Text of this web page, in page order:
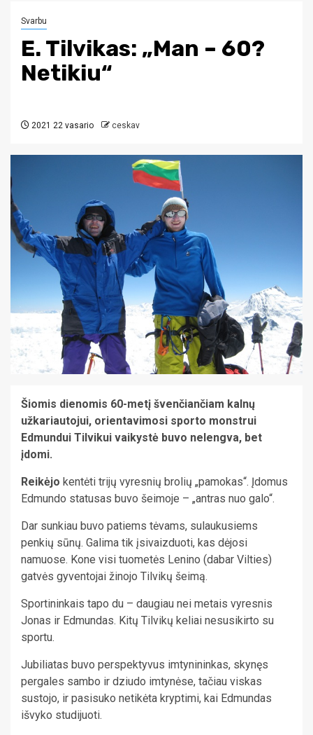
Svarbu
E. Tilvikas: „Man – 60?
Netikiu“
2021 22 vasario ceskav
Šiomis dienomis 60-metį švenčiančiam kalnų
užkariautojui, orientavimosi sporto monstrui
Edmundui Tilvikui vaikystė buvo nelengva, bet
įdomi.
Reikėjo kentėti trijų vyresnių brolių „pamokas“. Įdomus
Edmundo statusas buvo šeimoje – „antras nuo galo“.
Dar sunkiau buvo patiems tėvams, sulaukusiems
penkių sūnų. Galima tik įsivaizduoti, kas dėjosi
namuose. Kone visi tuometės Lenino (dabar Vilties)
gatvės gyventojai žinojo Tilvikų šeimą.
Sportininkais tapo du – daugiau nei metais vyresnis
Jonas ir Edmundas. Kitų Tilvikų keliai nesusikirto su
sportu.
Jubiliatas buvo perspektyvus imtynininkas, skynęs
pergales sambo ir dziudo imtynėse, tačiau viskas
sustojo, ir pasisuko netikėta kryptimi, kai Edmundas
išvyko studijuoti.